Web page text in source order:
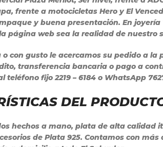
frente a motocicletas Hero y El
y buena presentación. En
página web sea la realidad de
con gusto le acercamos su pedido a
transferencia bancaria o pago a
fijo 2219 – 6184 o WhatsApp
DEL
hechos a mano, plata de alta calidad
de Plata 925. Contamos con